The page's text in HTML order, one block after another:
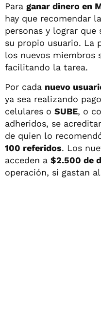
Para ganar dinero en
hay que recomendar
personas y lograr que
su propio usuario. La
los nuevos miembros
facilitando la tarea.
Por cada nuevo
ya sea realizando
celulares o SUBE, o
adheridos, se
de quien lo
100 referidos. Los
acceden a $2.500 de
operación, si gastan